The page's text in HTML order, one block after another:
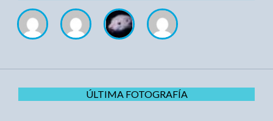
ÚLTIMA FOTOGRAFÍA